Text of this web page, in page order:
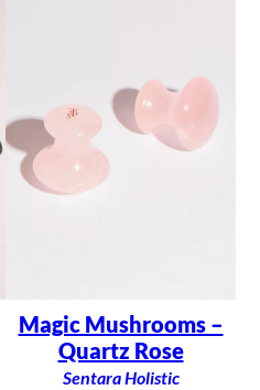
Magic Mushrooms –
Quartz Rose
Sentara Holistic